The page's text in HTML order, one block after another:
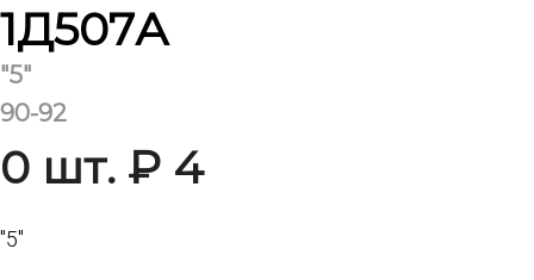
1Д507А
"5"
90-92
0 шт. ₽ 4
"5"